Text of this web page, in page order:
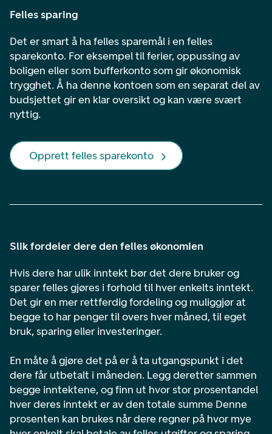
Felles sparing
Det er smart å ha felles sparemål i en felles
sparekonto. For eksempel til ferier, oppussing av
boligen eller som bufferkonto som gir økonomisk
trygghet. Å ha denne kontoen som en separat del av
budsjettet gir en klar oversikt og kan være svært
nyttig.
Opprett felles sparekonto
Slik fordeler dere den felles økonomien
Hvis dere har ulik inntekt bør det dere bruker og
sparer felles gjøres i forhold til hver enkelts inntekt.
Det gir en mer rettferdig fordeling og muliggjør at
begge to har penger til overs hver måned, til eget
bruk, sparing eller investeringer.
En måte å gjøre det på er å ta utgangspunkt i det
dere får utbetalt i måneden. Legg deretter sammen
begge inntektene, og finn ut hvor stor prosentandel
hver deres inntekt er av den totale summe Denne
prosenten kan brukes når dere regner på hvor mye